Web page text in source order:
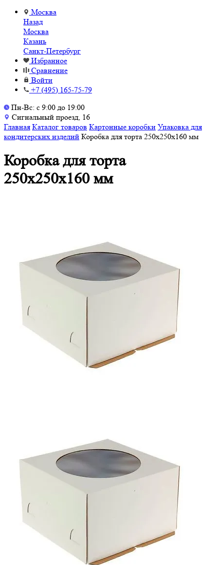
Москва
Назад
Москва
Казань
Санкт-Петербург
Избранное
Сравнение
Войти
+7 (495) 165-75-79
Пн-Вс: с 9:00 до 19:00
Сигнальный проезд, 16
Главная Каталог товаров Картонные коробки Упаковка для
кондитерских изделий Коробка для торта 250x250x160 мм
Коробка для торта
250x250x160 мм